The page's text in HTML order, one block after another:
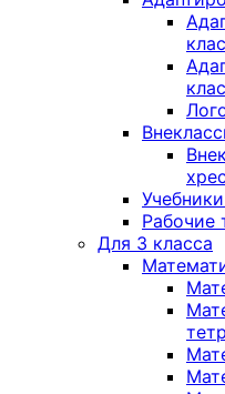
Рабочие
Для 3 класса